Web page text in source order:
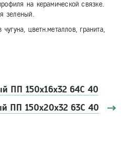
на керамической связке.
зеленый.
цветн.металлов, гранита,
ПП 150х16х32 64С 40
ПП 150х20х32 63С 40